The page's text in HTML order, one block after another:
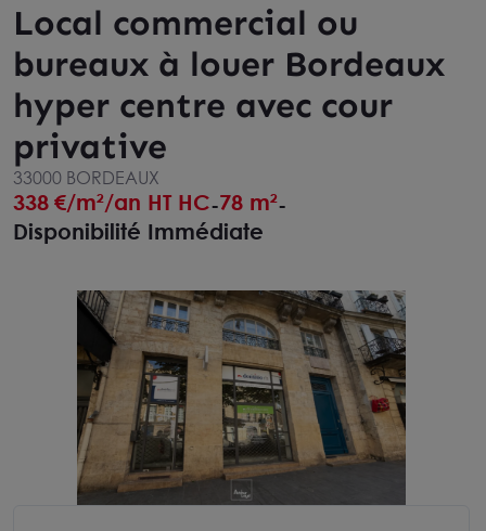
Local commercial ou
bureaux à louer Bordeaux
hyper centre avec cour
privative
33000 BORDEAUX
338 €/m²/an HT HC-78 m²-
Disponibilité Immédiate